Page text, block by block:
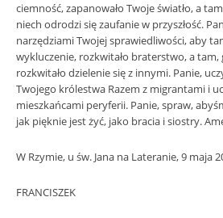
ciemność, zapanowało Twoje światło, a
niech odrodzi się zaufanie w przyszłość.
narzędziami Twojej sprawiedliwości, aby
wykluczenie, rozkwitało braterstwo, a tam,
rozkwitało dzielenie się z innymi. Panie,
Twojego królestwa Razem z migrantami i
mieszkańcami peryferii. Panie, spraw,
jak pięknie jest żyć, jako bracia i siostry.
W Rzymie, u św. Jana na Lateranie, 9 maja
FRANCISZEK